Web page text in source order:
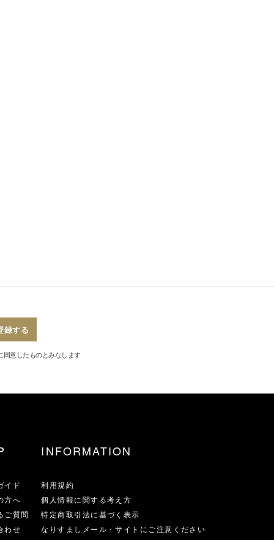
録する
同意したものとみなします
イド
方へ
ご質問
わせ
INFORMATION
利用規約
個人情報に関する考え方
特定商取引法に基づく表示
なりすましメール・サイトにご注意ください